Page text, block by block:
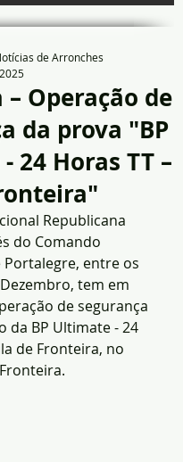
Operação de
da prova "BP
24 Horas TT –
de Arronches
Republicana
do Comando
entre os
tem em
de segurança
da BP Ultimate - 24
de Fronteira, no